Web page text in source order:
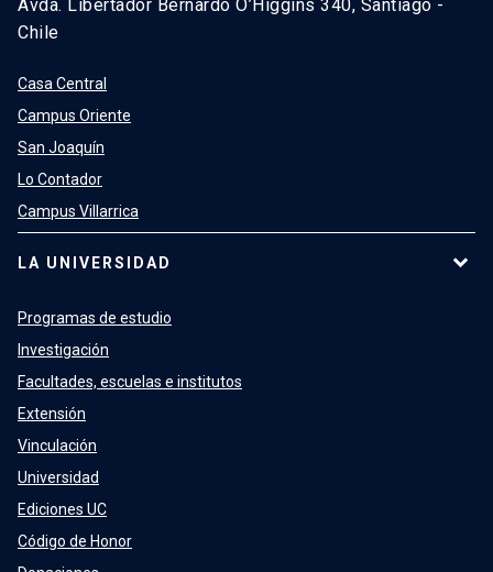
Avda. Libertador Bernardo O’Higgins 340, Santiago -
Chile
Casa Central
Campus Oriente
San Joaquín
Lo Contador
Campus Villarrica
LA UNIVERSIDAD
Programas de estudio
Investigación
Facultades, escuelas e institutos
Extensión
Vinculación
Universidad
Ediciones UC
Código de Honor